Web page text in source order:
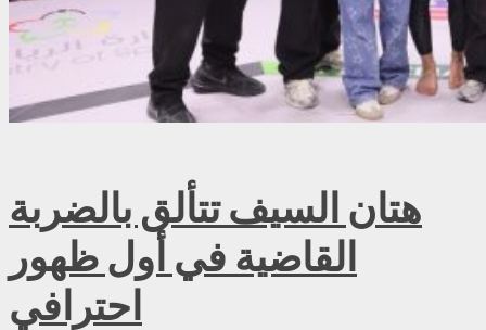
هتان السيف تتألق بالضربة
القاضية في أول ظهور
احترافي